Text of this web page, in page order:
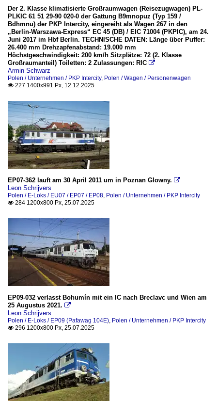
Der 2. Klasse klimatisierte Großraumwagen (Reisezugwagen) PL-
PLKIC 61 51 29-90 020-0 der Gattung B9mnopuz (Typ 159 /
Bdhmnu) der PKP Intercity, eingereiht als Wagen 267 in den
„Berlin-Warszawa-Express“ EC 45 (DB) / EIC 71004 (PKPIC), am 24.
Juni 2017 im Hbf Berlin. TECHNISCHE DATEN: Länge über Puffer:
26.400 mm Drehzapfenabstand: 19.000 mm
Höchstgeschwindigkeit: 200 km/h Sitzplätze: 72 (2. Klasse
Großraumanteil) Toiletten: 2 Zulassungen: RIC 
Armin Schwarz
Polen / Unternehmen / PKP Intercity, Polen / Wagen / Personenwagen
 227 1400x991 Px, 12.12.2025
EP07-362 lauft am 30 April 2011 um in Poznan Glowny. 
Leon Schrijvers
Polen / E-Loks / EU07 / EP07 / EP08 Polen / Unternehmen / PKP Intercity
 284 1200x800 Px, 25.07.2025
EP09-032 verlasst Bohumín mit ein IC nach Breclavc und Wien am
25 Augustus 2021. 
Leon Schrijvers
Polen / E-Loks / EP09 (Pafawag 104E) Polen / Unternehmen / PKP Intercity
 296 1200x800 Px, 25.07.2025